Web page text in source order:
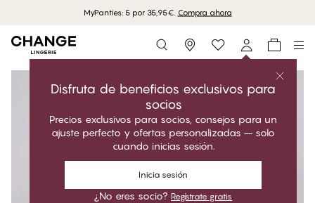
MyPanties: 5 por 35,95€. Compra ahora
Storefinder
Disfruta de beneficios exclusivos para
socios
Precios exclusivos para socios, consejos para un
ajuste perfecto y ofertas personalizadas – solo
cuando inicias sesión.
Inicia sesión
¿No eres socio? Regístrate gratis